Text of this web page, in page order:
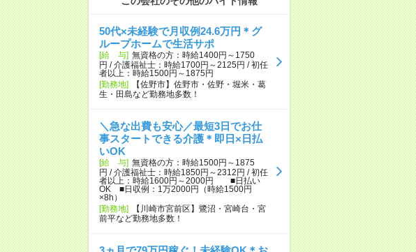
50代×未経験で月収例24.6万円＊グ
ループホームで生活サポ
[給 与] 無資格の方：時給1400円～1750
円 / 介護福祉士：時給1700円～2125円 / 初任
者以上：時給1500円～1875円
[勤務地]
【佐野市】佐野市・佐野・堀米・葛
生・田島など勤務地多数！
＼急な出費も安心／最短3日でお仕
事スタートできる介護＊即日×日払
いOK
[給 与] 無資格の方：時給1500円～1875
円 / 介護福祉士：時給1850円～2312円 / 初任
者以上：時給1600円～2000円 ■日払い
OK ■日収例：1万2000円（時給1500円
×8h）
[勤務地]
【川崎市宮前区】鷺沼・宮崎台・宮
前平など勤務地多数！